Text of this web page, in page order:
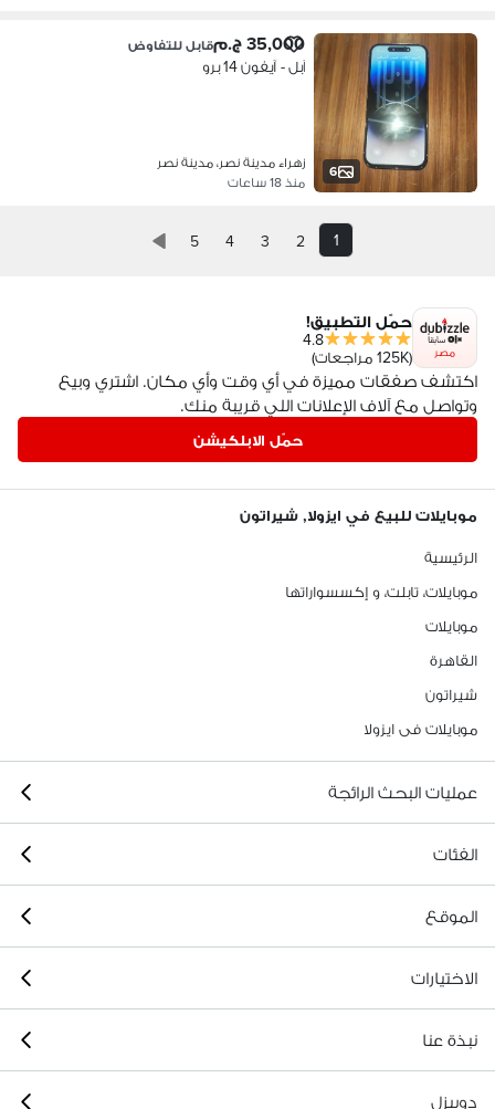
6
35,000 ج.م قابل للتفاوض
آبل - آيفون 14 برو
زهراء مدينة نصر، مدينة نصر
منذ 18 ساعات
1
2
3
4
5
مصر
حمّل التطبيق!
4.8
(125K مراجعات)
اكتشف صفقات مميزة في أي وقت وأي مكان. اشتري وبيع
وتواصل مع آلاف الإعلانات اللي قريبة منك.
حمّل الابلكيشن
موبايلات للبيع في ايزولا, شيراتون
الرئيسية
موبايلات، تابلت، و إكسسواراتها
موبايلات
القاهرة
شيراتون
موبايلات فى ايزولا
عمليات البحث الرائجة
الفئات
الموقع
الاختيارات
نبذة عنا
دوبيزل